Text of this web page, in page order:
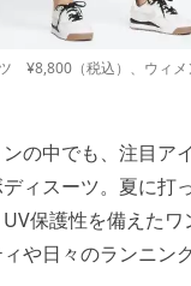
¥8,800（税込）、ウィ
の中でも、注目ア
ィスーツ。夏に打
保護性を備えた
や日々のランニン